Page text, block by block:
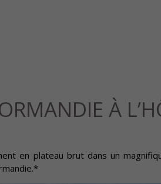
À
en plateau brut dans un